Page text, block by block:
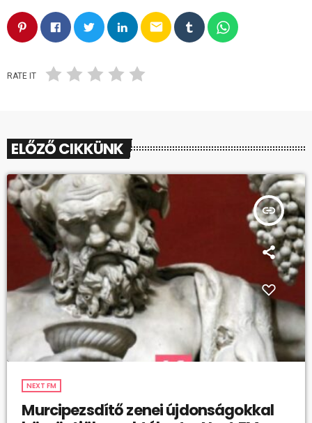
email
RATE IT
ELŐZŐ CIKKÜNK
insert_link
NEXT FM
Murcipezsdítő zenei újdonságokkal